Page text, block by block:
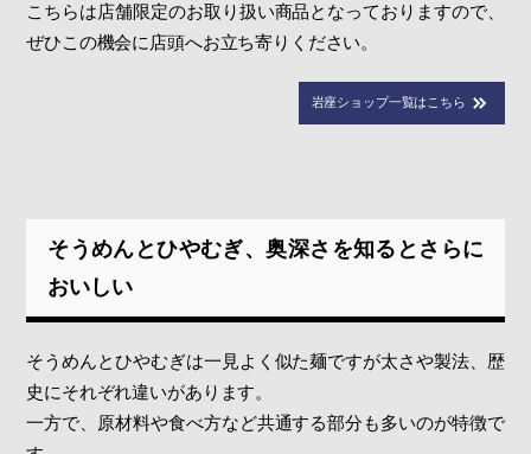
こちらは店舗限定のお取り扱い商品となっておりますので、
ぜひこの機会に店頭へお立ち寄りください。
岩座ショップ一覧はこちら
そうめんとひやむぎ、奥深さを知るとさらに
おいしい
そうめんとひやむぎは一見よく似た麺ですが太さや製法、歴
史にそれぞれ違いがあります。
一方で、原材料や食べ方など共通する部分も多いのが特徴で